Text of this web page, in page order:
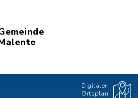
Digitaler
Ortsplan